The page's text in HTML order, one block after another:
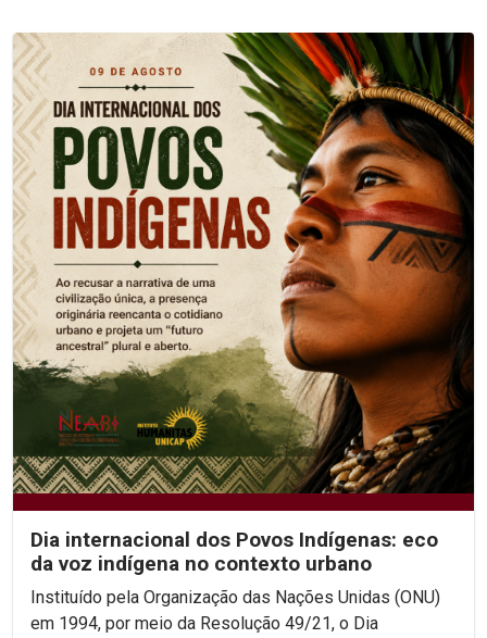
Dia internacional dos Povos Indígenas: eco
da voz indígena no contexto urbano
Instituído pela Organização das Nações Unidas (ONU)
em 1994, por meio da Resolução 49/21, o Dia